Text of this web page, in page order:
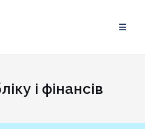
і фінансів